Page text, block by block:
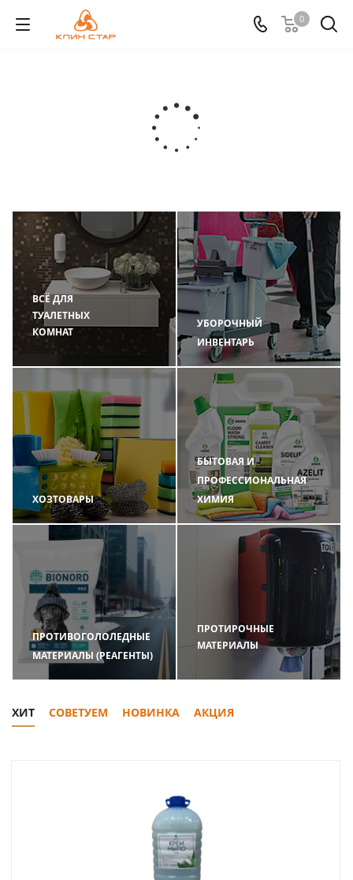
0
ВСЁ ДЛЯ
ТУАЛЕТНЫХ
КОМНАТ
УБОРОЧНЫЙ
ИНВЕНТАРЬ
ХОЗТОВАРЫ
БЫТОВАЯ И
ПРОФЕССИОНАЛЬНАЯ
ХИМИЯ
ПРОТИВОГОЛОЛЕДНЫЕ
МАТЕРИАЛЫ (РЕАГЕНТЫ)
ПРОТИРОЧНЫЕ
МАТЕРИАЛЫ
ХИТ СОВЕТУЕМ НОВИНКА АКЦИЯ